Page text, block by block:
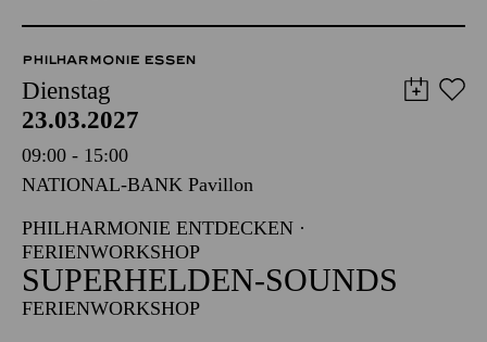
PHILHARMONIE ESSEN
Dienstag
23.03.2027
09:00 - 15:00
NATIONAL-BANK Pavillon
PHILHARMONIE ENTDECKEN ·
FERIENWORKSHOP
SUPERHELDEN-SOUNDS
FERIENWORKSHOP